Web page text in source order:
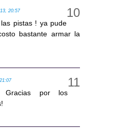
20:57
pistas ! ya pude
bastante armar la
Gracias por los